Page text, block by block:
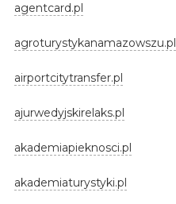
agentcard.pl
agroturystykanamazowszu.pl
airportcitytransfer.pl
ajurwedyjskirelaks.pl
akademiapieknosci.pl
akademiaturystyki.pl